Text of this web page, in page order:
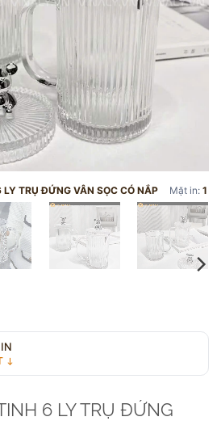
TRỤ ĐỨNG VÂN SỌC CÓ NẮP Mặt in: 1
↓
6 LY TRỤ ĐỨNG